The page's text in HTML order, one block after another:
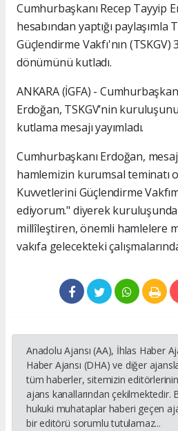
Cumhurbaşkanı Recep Tayyip
hesabından yaptığı
Güçlendirme Vakfı'nın (TSKGV)
dönümünü kutladı.
ANKARA (İGFA) -
Erdoğan, TSKGV’nin
kutlama mesajı yayımladı.
Cumhurbaşkanı Erdoğan,
hamlemizin kurumsal teminatı
Kuvvetlerini Güçlendirme
ediyorum." diyerek
millîleştiren, önemli hamlelere
vakıfa gelecekteki
Anadolu Ajansı (AA), İhlas Haber
Haber Ajansı (DHA) ve diğer
tüm haberler, sitemizin
ajans kanallarından çekilmektedir.
hukuki muhataplar haberi geçen
bir editörü sorumlu tutulamaz...